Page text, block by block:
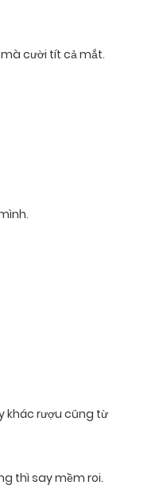
cười tít cả mắt.
khác rượu cũng từ
thì say mềm roi.